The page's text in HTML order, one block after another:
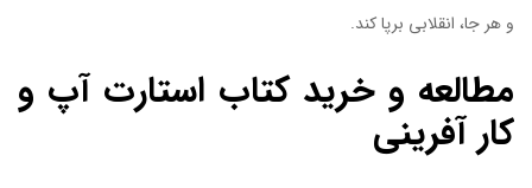
و هر جا، انقلابی برپا کند.
مطالعه و خرید کتاب استارت آپ و
کار آفرینی